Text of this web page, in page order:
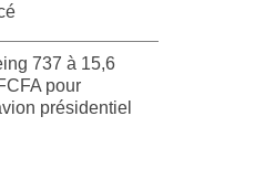
737 à 15,6
pour
présidentiel